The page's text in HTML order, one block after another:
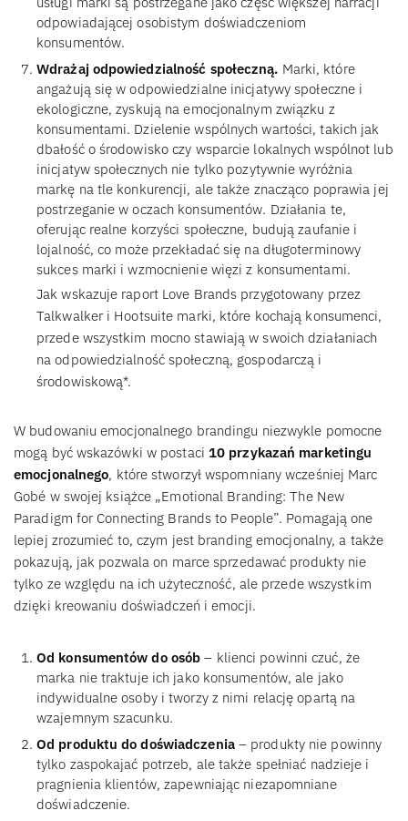
odpowiadającej osobistym doświadczeniom
konsumentów.
Wdrażaj odpowiedzialność społeczną. Marki, które
angażują się w odpowiedzialne inicjatywy społeczne i
ekologiczne, zyskują na emocjonalnym związku z
konsumentami. Dzielenie wspólnych wartości, takich jak
dbałość o środowisko czy wsparcie lokalnych wspólnot lub
inicjatyw społecznych nie tylko pozytywnie wyróżnia
markę na tle konkurencji, ale także znacząco poprawia jej
postrzeganie w oczach konsumentów. Działania te,
oferując realne korzyści społeczne, budują zaufanie i
lojalność, co może przekładać się na długoterminowy
sukces marki i wzmocnienie więzi z konsumentami.
Jak wskazuje raport Love Brands przygotowany przez
Talkwalker i Hootsuite marki, które kochają konsumenci,
przede wszystkim mocno stawiają w swoich działaniach
na odpowiedzialność społeczną, gospodarczą i
środowiskową*.
W budowaniu emocjonalnego brandingu niezwykle pomocne
mogą być wskazówki w postaci 10 przykazań marketingu
emocjonalnego, które stworzył wspomniany wcześniej Marc
Gobé w swojej książce „Emotional Branding: The New
Paradigm for Connecting Brands to People”. Pomagają one
lepiej zrozumieć to, czym jest branding emocjonalny, a także
pokazują, jak pozwala on marce sprzedawać produkty nie
tylko ze względu na ich użyteczność, ale przede wszystkim
dzięki kreowaniu doświadczeń i emocji.
Od konsumentów do osób – klienci powinni czuć, że
marka nie traktuje ich jako konsumentów, ale jako
indywidualne osoby i tworzy z nimi relację opartą na
wzajemnym szacunku.
Od produktu do doświadczenia– produkty nie powinny
tylko zaspokajać potrzeb, ale także spełniać nadzieje i
pragnienia klientów, zapewniając niezapomniane
doświadczenie.